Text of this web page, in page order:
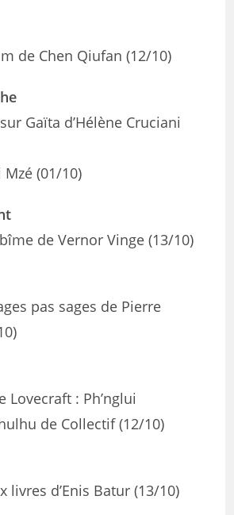
de Chen Qiufan (12/10)
Gaïta d’Hélène Cruciani
Mzé (01/10)
de Vernor Vinge (13/10)
pas sages de Pierre
Lovecraft : Ph’nglui
de Collectif (12/10)
livres d’Enis Batur (13/10)